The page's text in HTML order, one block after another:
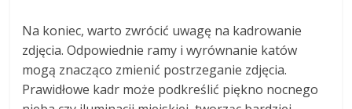
Na koniec, warto zwrócić uwagę na kadrowanie
zdjęcia. Odpowiednie ramy i wyrównanie katów
mogą znacząco zmienić postrzeganie zdjęcia.
Prawidłowe kadr może podkreślić piękno nocnego